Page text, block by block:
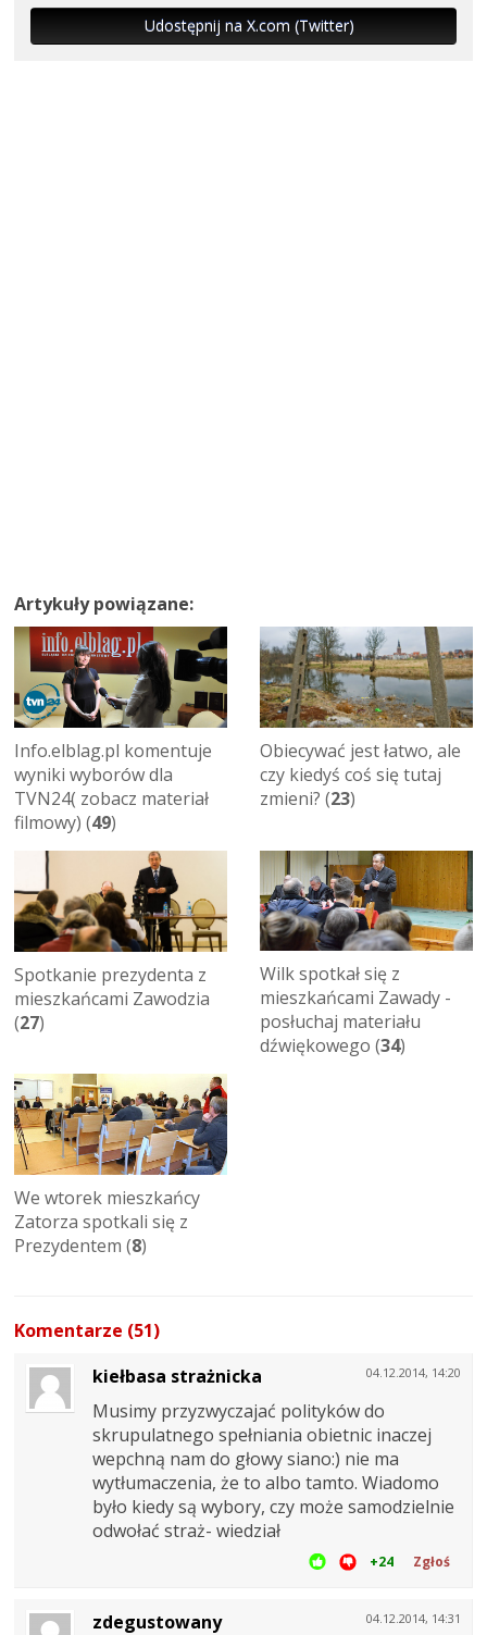
Udostępnij na X.com (Twitter)
Artykuły powiązane:
Info.elblag.pl komentuje
wyniki wyborów dla
TVN24( zobacz materiał
filmowy) (49)
Obiecywać jest łatwo, ale
czy kiedyś coś się tutaj
zmieni? (23)
Spotkanie prezydenta z
mieszkańcami Zawodzia
(27)
Wilk spotkał się z
mieszkańcami Zawady -
posłuchaj materiału
dźwiękowego (34)
We wtorek mieszkańcy
Zatorza spotkali się z
Prezydentem (8)
Komentarze (51)
04.12.2014, 14:20
kiełbasa strażnicka
Musimy przyzwyczajać polityków do
skrupulatnego spełniania obietnic inaczej
wepchną nam do głowy siano:) nie ma
wytłumaczenia, że to albo tamto. Wiadomo
było kiedy są wybory, czy może samodzielnie
odwołać straż- wiedział
+24 Zgłoś
04.12.2014, 14:31
zdegustowany